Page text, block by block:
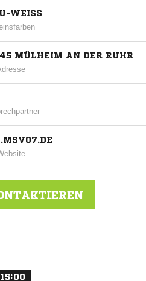
WEISS
MÜLHEIM AN DER RUHR